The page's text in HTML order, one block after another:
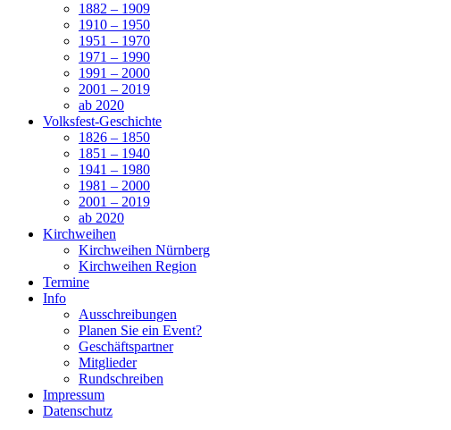
1882 – 1909
1910 – 1950
1951 – 1970
1971 – 1990
1991 – 2000
2001 – 2019
ab 2020
Volksfest-Geschichte
1826 – 1850
1851 – 1940
1941 – 1980
1981 – 2000
2001 – 2019
ab 2020
Kirchweihen
Kirchweihen Nürnberg
Kirchweihen Region
Termine
Info
Ausschreibungen
Planen Sie ein Event?
Geschäftspartner
Mitglieder
Rundschreiben
Impressum
Datenschutz